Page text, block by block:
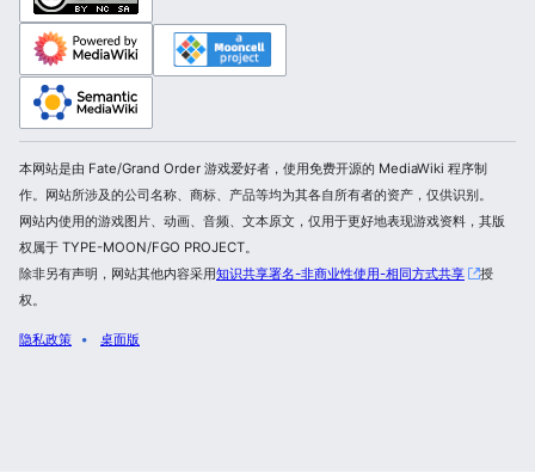
本网站是由 Fate/Grand Order 游戏爱好者，使用免费开源的 MediaWiki 程序制
作。网站所涉及的公司名称、商标、产品等均为其各自所有者的资产，仅供识别。
网站内使用的游戏图片、动画、音频、文本原文，仅用于更好地表现游戏资料，其版
权属于 TYPE-MOON/FGO PROJECT。
除非另有声明，网站其他内容采用知识共享署名-非商业性使用-相同方式共享
授
权。
隐私政策 桌面版